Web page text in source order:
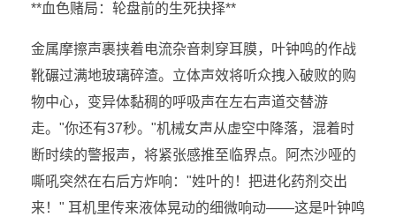
**血色赌局：轮盘前的生死抉择**
金属摩擦声裹挟着电流杂音刺穿耳膜，叶钟鸣的作战
靴碾过满地玻璃碎渣。立体声效将听众拽入破败的购
物中心，变异体黏稠的呼吸声在左右声道交替游
走。"你还有37秒。"机械女声从虚空中降落，混着时
断时续的警报声，将紧张感推至临界点。阿杰沙哑的
嘶吼突然在右后方炸响："姓叶的！把进化药剂交出
来！" 耳机里传来液体晃动的细微响动——这是叶钟鸣